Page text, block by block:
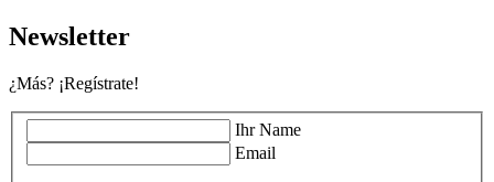
Newsletter
¿Más? ¡Regístrate!
Ihr Name
Email